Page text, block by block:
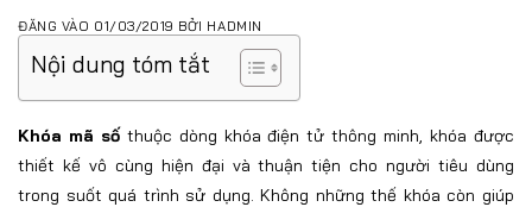
ĐĂNG VÀO 01/03/2019 BỞI HADMIN
Nội dung tóm tắt
Khóa mã sốthuộc dòng khóa điện tử thông minh, khóa được
thiết kế vô cùng hiện đại và thuận tiện cho người tiêu dùng
trong suốt quá trình sử dụng. Không những thế khóa còn giúp